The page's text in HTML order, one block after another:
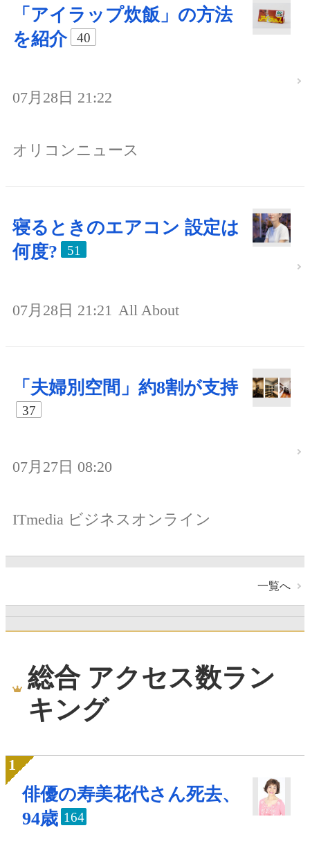
「アイラップ炊飯」の方法
を紹介
40
07月28日 21:22
オリコンニュース
寝るときのエアコン 設定は
何度?
51
07月28日 21:21 All About
「夫婦別空間」約8割が支持
37
07月27日 08:20
ITmedia ビジネスオンライン
一覧へ
総合 アクセス数ラン
キング
俳優の寿美花代さん死去、
94歳 164